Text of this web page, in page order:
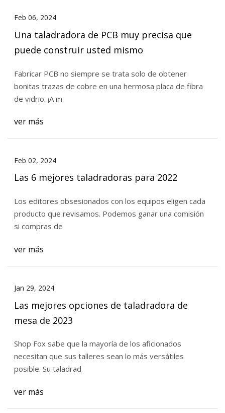
Feb 06, 2024
Una taladradora de PCB muy precisa que
puede construir usted mismo
Fabricar PCB no siempre se trata solo de obtener
bonitas trazas de cobre en una hermosa placa de fibra
de vidrio. ¡A m
ver más
Feb 02, 2024
Las 6 mejores taladradoras para 2022
Los editores obsesionados con los equipos eligen cada
producto que revisamos. Podemos ganar una comisión
si compras de
ver más
Jan 29, 2024
Las mejores opciones de taladradora de
mesa de 2023
Shop Fox sabe que la mayoría de los aficionados
necesitan que sus talleres sean lo más versátiles
posible. Su taladrad
ver más